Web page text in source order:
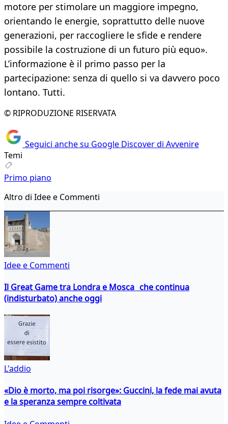
motore per stimolare un maggiore impegno,
orientando le energie, soprattutto delle nuove
generazioni, per raccogliere le sfide e rendere
possibile la costruzione di un futuro più equo».
L’informazione è il primo passo per la
partecipazione: senza di quello si va davvero poco
lontano. Tutti.
© RIPRODUZIONE RISERVATA
Seguici anche su Google Discover di Avvenire
Temi
Primo piano
Altro di Idee e Commenti
Idee e Commenti
Il Great Game tra Londra e Mosca che continua
(indisturbato) anche oggi
L'addio
«Dio è morto, ma poi risorge»: Guccini, la fede mai avuta
e la speranza sempre coltivata